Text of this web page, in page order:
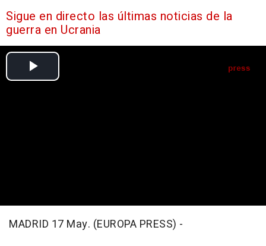
Sigue en directo las últimas noticias de la
guerra en Ucrania
MADRID 17 May. (EUROPA PRESS) -